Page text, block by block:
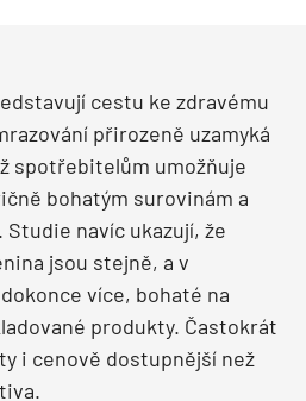
cestu ke zdravému
přirozeně uzamyká
spotřebitelům umožňuje
bohatým surovinám a
navíc ukazují, že
jsou stejně, a v
více, bohaté na
produkty. Častokrát
i cenově dostupnější než